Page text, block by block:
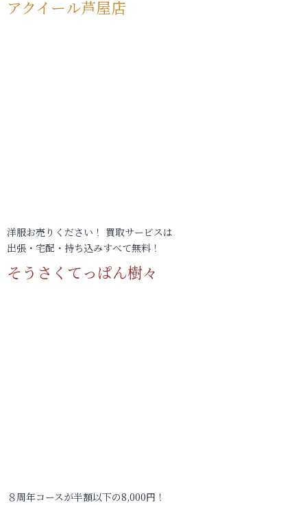
アクイール芦屋店
洋服お売りください！ 買取サービスは
出張・宅配・持ち込みすべて無料！
そうさくてっぱん樹々
８周年コースが半額以下の8,000円！